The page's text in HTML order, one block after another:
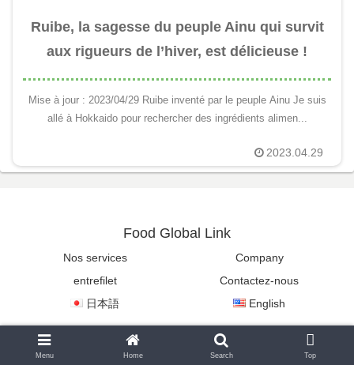
Ruibe, la sagesse du peuple Ainu qui survit
aux rigueurs de l’hiver, est délicieuse !
Mise à jour : 2023/04/29 Ruibe inventé par le peuple Ainu Je suis
allé à Hokkaido pour rechercher des ingrédients alimen...
2023.04.29
Food Global Link
Nos services
Company
entrefilet
Contactez-nous
日本語
English
Copyright © 2022-2026 Food Global Link All Rights Reserved.
Menu Home Search Top